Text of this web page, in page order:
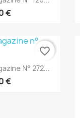
€
N° 272...
€
favorite_border